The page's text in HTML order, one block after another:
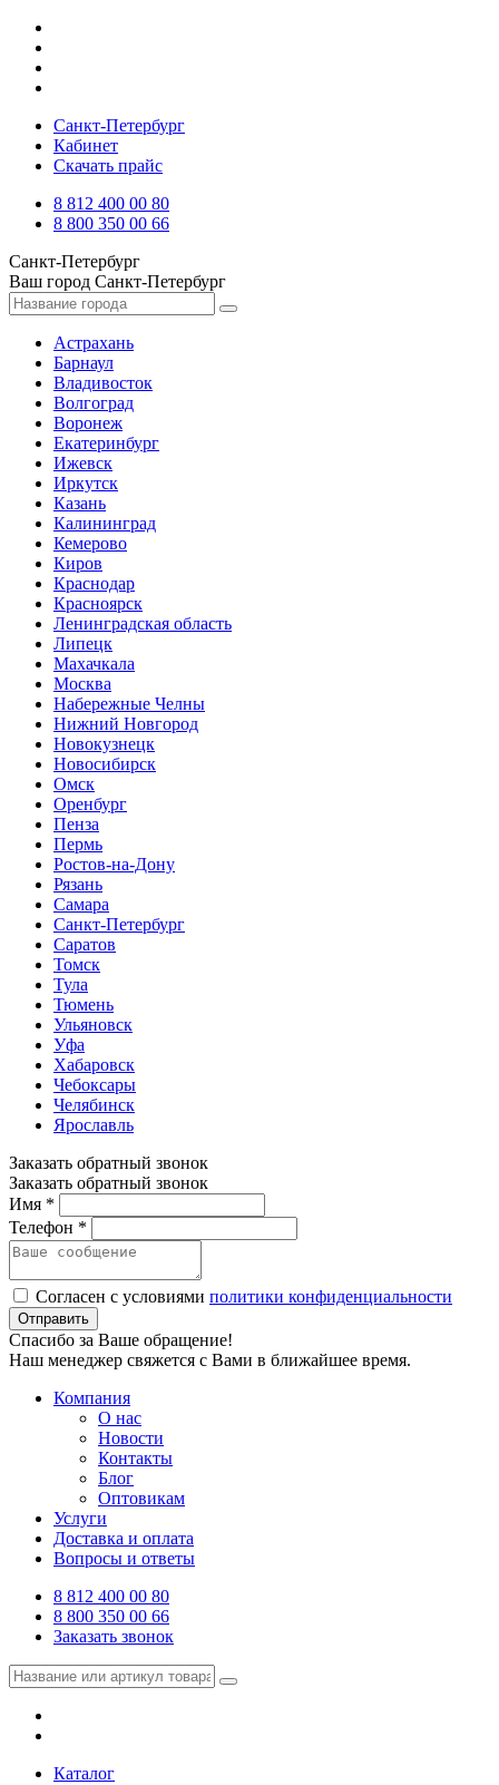
Санкт-Петербург
Кабинет
Скачать прайс
8 812 400 00 80
8 800 350 00 66
Санкт-Петербург
Ваш город Санкт-Петербург
Астрахань
Барнаул
Владивосток
Волгоград
Воронеж
Екатеринбург
Ижевск
Иркутск
Казань
Калининград
Кемерово
Киров
Краснодар
Красноярск
Ленинградская область
Липецк
Махачкала
Москва
Набережные Челны
Нижний Новгород
Новокузнецк
Новосибирск
Омск
Оренбург
Пенза
Пермь
Ростов-на-Дону
Рязань
Самара
Санкт-Петербург
Саратов
Томск
Тула
Тюмень
Ульяновск
Уфа
Хабаровск
Чебоксары
Челябинск
Ярославль
Заказать обратный звонок
Заказать обратный звонок
Имя *
Телефон *
Согласен с условиями политики конфиденциальности
Отправить
Спасибо за Ваше обращение!
Наш менеджер свяжется с Вами в ближайшее время.
Компания
О нас
Новости
Контакты
Блог
Оптовикам
Услуги
Доставка и оплата
Вопросы и ответы
8 812 400 00 80
8 800 350 00 66
Заказать звонок
Каталог